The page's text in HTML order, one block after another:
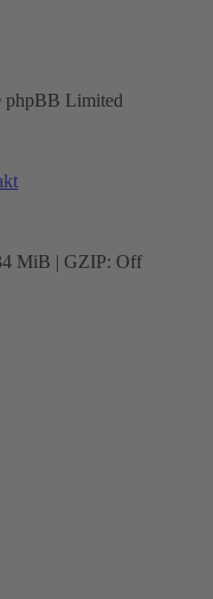
phpBB Limited
MiB | GZIP: Off